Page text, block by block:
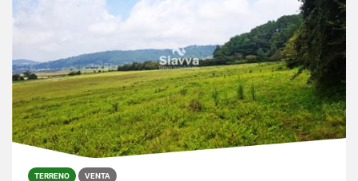
TERRENO VENTA